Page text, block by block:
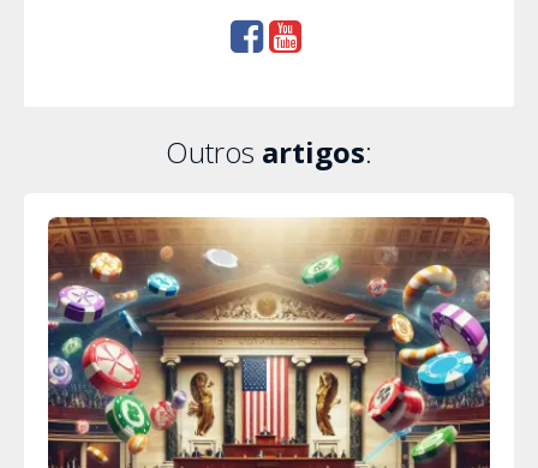
Outros artigos: